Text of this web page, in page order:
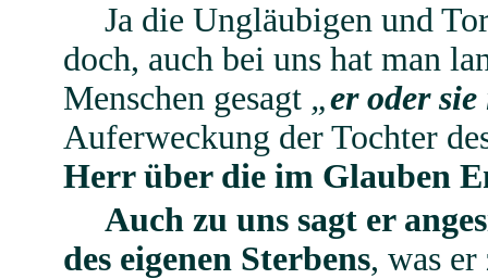
Ja die Ungläubigen und
doch, auch bei uns hat man
Menschen gesagt „er oder
Auferweckung der Tochter
Herr über die im Glauben
Auch zu uns sagt er
des eigenen Sterbens, was er